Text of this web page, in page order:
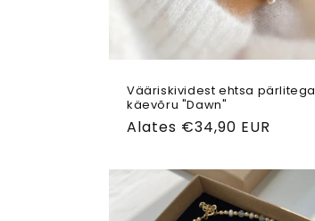
Vääriskividest ehtsa pärlitega
käevõru "Dawn"
Tavahind
Alates €34,90 EUR